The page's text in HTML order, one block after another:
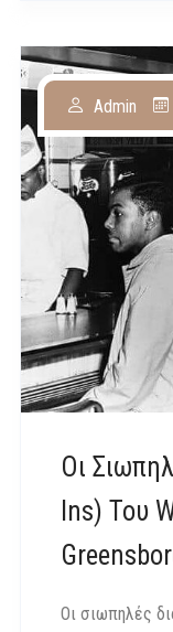
Οι
Ins) Του
Admin
Οι σιωπηλές